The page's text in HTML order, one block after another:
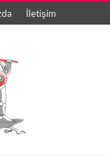
İletişim